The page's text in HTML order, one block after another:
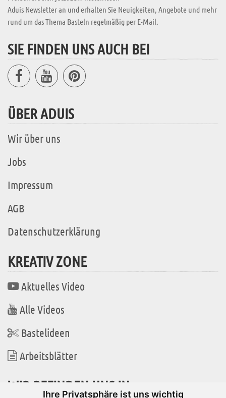
Ihre Privatsphäre ist uns wichtig
Aduis Newsletter an und erhalten Sie Neuigkeiten, Angebote und mehr
rund um das Thema Basteln regelmäßig per E-Mail.
SIE FINDEN UNS AUCH BEI
ÜBER ADUIS
Wir über uns
Jobs
Impressum
AGB
Datenschutzerklärung
KREATIV ZONE
Aktuelles Video
Alle Videos
Bastelideen
Arbeitsblätter
WIR BEFINDEN UNS IN